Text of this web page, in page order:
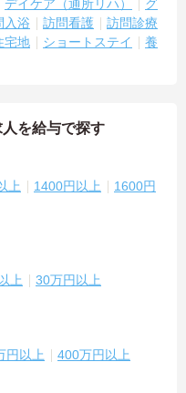
デイケア（通所リハ）
グ
入浴 訪問看護
訪問診療
宅地 ショートステイ
養
を給与で探す
上 1400円以上
1600円
上 30万円以上
円以上 400万円以上